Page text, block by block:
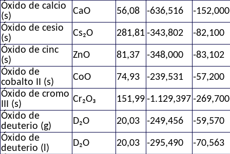
Óxido de calcio
(s)
CaO 56,08 -636,516
-152,000
Óxido de cesio
(s)
Cs₂O 281,81 -343,802
-82,100
Óxido de cinc
(s)
ZnO 81,37 -348,000
-83,102
Óxido de
cobalto II (s)
CoO 74,93 -239,531
-57,200
Óxido de cromo
III (s)
Cr₂O₃ 151,99 -1.129,397 -269,700
Óxido de
deuterio (g)
D₂O 20,03 -249,456
-59,570
Óxido de
deuterio (l)
D₂O 20,03 -295,490
-70,563